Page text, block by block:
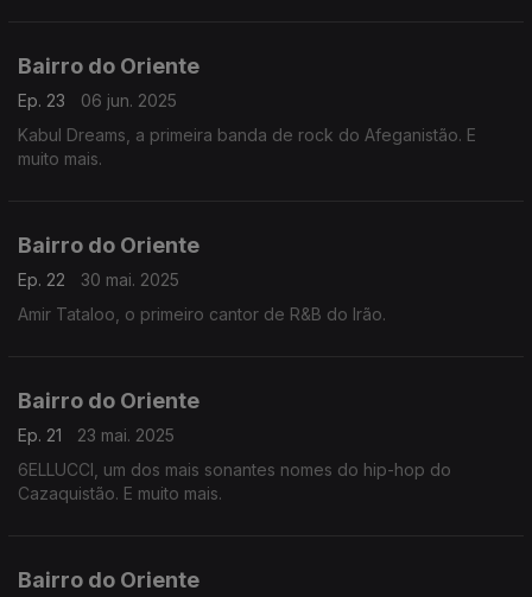
Bairro do Oriente
Ep. 23
06 jun. 2025
Kabul Dreams, a primeira banda de rock do Afeganistão. E
muito mais.
Bairro do Oriente
Ep. 22
30 mai. 2025
Amir Tataloo, o primeiro cantor de R&B do Irão.
Bairro do Oriente
Ep. 21
23 mai. 2025
6ELLUCCI, um dos mais sonantes nomes do hip-hop do
Cazaquistão. E muito mais.
Bairro do Oriente